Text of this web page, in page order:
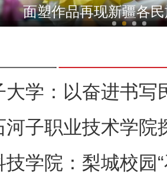
疆铁门关：迎数千只灰鹤
面塑作品再现新疆各
大学：以奋进书写
河子职业技术学院
技学院：梨城校园